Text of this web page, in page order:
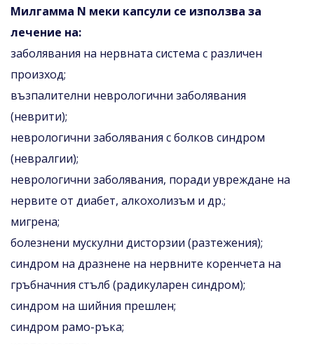
Милгамма N меки капсули се използва за
лечение на:
заболявания на нервната система с различен
произход;
възпалителни неврологични заболявания
(неврити);
неврологични заболявания с болков синдром
(невралгии);
неврологични заболявания, поради увреждане на
нервите от диабет, алкохолизъм и др.;
мигрена;
болезнени мускулни дисторзии (разтежения);
синдром на дразнене на нервните коренчета на
гръбначния стълб (радикуларен синдром);
синдром на шийния прешлен;
синдром рамо-ръка;